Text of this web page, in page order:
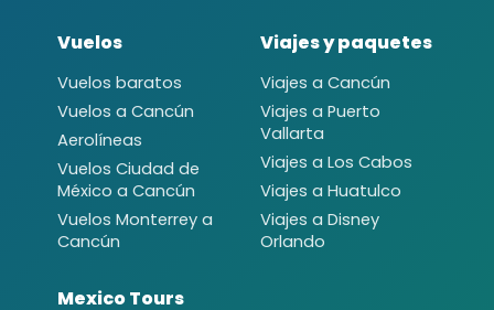
Vuelos
Vuelos baratos
Vuelos a Cancún
Aerolíneas
Vuelos Ciudad de
México a Cancún
Vuelos Monterrey a
Cancún
Viajes y paquetes
Viajes a Cancún
Viajes a Puerto
Vallarta
Viajes a Los Cabos
Viajes a Huatulco
Viajes a Disney
Orlando
Mexico Tours